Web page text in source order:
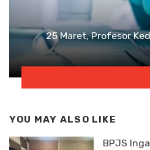
25 Maret, Profesor
YOU MAY ALSO LIKE
BPJS